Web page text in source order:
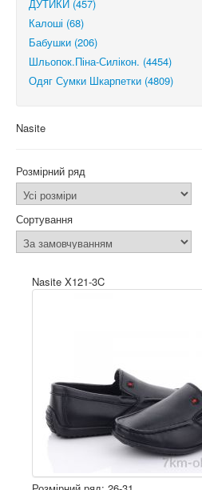
ДУТИКИ (457)
Калоші (68)
Бабушки (206)
Шльопок.Піна-Силікон. (4454)
Одяг Сумки Шкарпетки (4809)
Nasite
Розмірний ряд
Сортування
Nasite X121-3C